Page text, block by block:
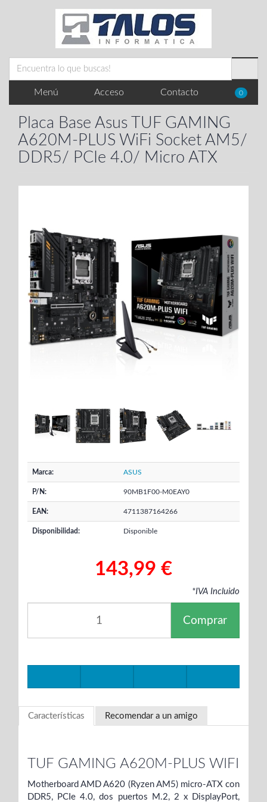
Menú Acceso Contacto 0
Placa Base Asus TUF GAMING
A620M-PLUS WiFi Socket AM5/
DDR5/ PCIe 4.0/ Micro ATX
Marca: ASUS
P/N: 90MB1F00-M0EAY0
EAN: 4711387164266
Disponibilidad: Disponible
143,99 €
*IVA Incluido
Comprar
Características Recomendar a un amigo
TUF GAMING A620M-PLUS WIFI
Motherboard AMD A620 (Ryzen AM5) micro-ATX con
DDR5, PCIe 4.0, dos puertos M.2, 2 x DisplayPort,